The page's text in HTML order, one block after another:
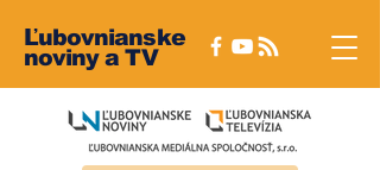
Ľubovnianske
noviny a TV